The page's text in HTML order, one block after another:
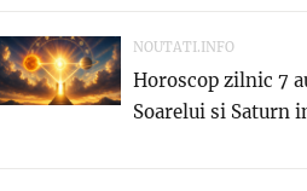
NOUTATI.INFO
Horoscop zilnic 7
Soarelui si Saturn